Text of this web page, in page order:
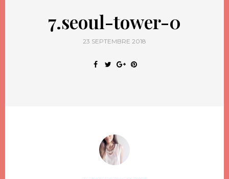
7.seoul-tower-0
23 SEPTEMBRE 2018